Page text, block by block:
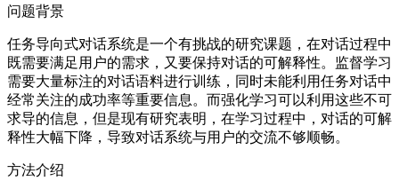
问题背景
任务导向式对话系统是一个有挑战的研究课题，在对话过程中
既需要满足用户的需求，又要保持对话的可解释性。监督学习
需要大量标注的对话语料进行训练，同时未能利用任务对话中
经常关注的成功率等重要信息。而强化学习可以利用这些不可
求导的信息，但是现有研究表明，在学习过程中，对话的可解
释性大幅下降，导致对话系统与用户的交流不够顺畅。
方法介绍